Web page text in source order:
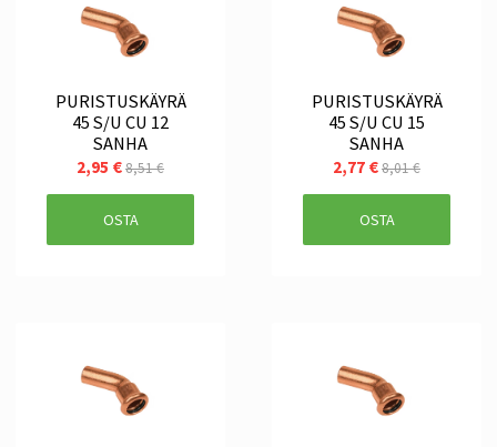
PURISTUSKÄYRÄ
45 S/U CU 12
SANHA
2,95 €8,51 €
OSTA
PURISTUSKÄYRÄ
45 S/U CU 15
SANHA
2,77 €8,01 €
OSTA